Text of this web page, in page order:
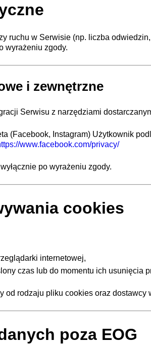
ruchu w Serwisie (np. liczba
wyrażeniu zgody.
i zewnętrzne
Serwisu z narzędziami
(Facebook, Instagram) Użytkownik
www.facebook.com/privacy/
po wyrażeniu zgody.
cookies
internetowej,
czas lub do momentu ich usunięcia
od rodzaju pliku cookies oraz
poza EOG